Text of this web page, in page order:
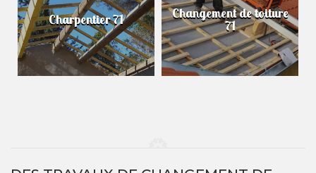
Charpentier 71 Changement de toiture
71